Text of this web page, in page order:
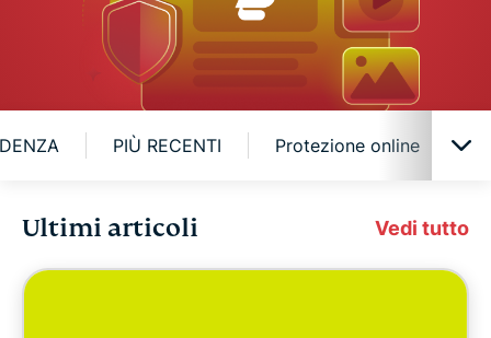
PIÙ RECENTI Protezione online
Cybersicurezza
Ultimi articoli Vedi tutto